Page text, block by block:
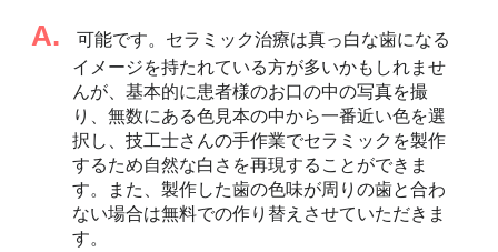
A.
可能です。セラミック治療は真っ白な歯になる
イメージを持たれている方が多いかもしれませ
んが、基本的に患者様のお口の中の写真を撮
り、無数にある色見本の中から一番近い色を選
択し、技工士さんの手作業でセラミックを製作
するため自然な白さを再現することができま
す。また、製作した歯の色味が周りの歯と合わ
ない場合は無料での作り替えさせていただきま
す。